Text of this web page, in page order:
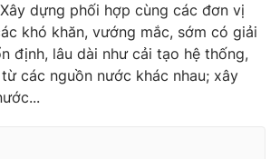
dựng phối hợp cùng các đơn vị
khó khăn, vướng mắc, sớm có giải
định, lâu dài như cải tạo hệ thống,
các nguồn nước khác nhau; xây